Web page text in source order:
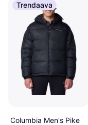
Trendaava
Columbia Men's Pike